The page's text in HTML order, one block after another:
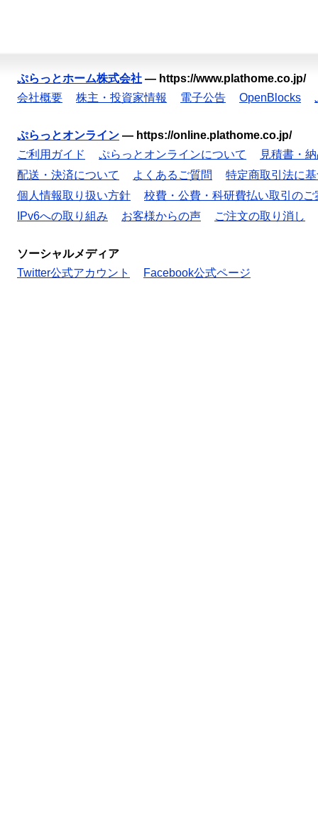
ぷらっとホーム株式会社 — https://www.plathome.co.jp/
会社概要
株主・投資家情報 電子公告 OpenBlocks
ぷらっとオンライン — https://online.plathome.co.jp/
ご利用ガイド
ぷらっとオンラインについて
見積書・
配送・決済について
よくあるご質問
特定商取引法に
個人情報取り扱い方針
校費・公費・科研費払い取引のご
IPv6への取り組み
お客様からの声 ご注文の取り消し
ソーシャルメディア
Twitter公式アカウント
Facebook公式ページ